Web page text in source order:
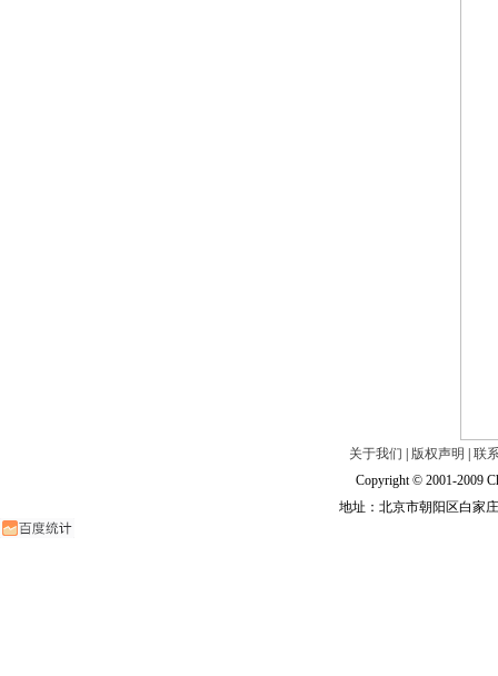
关于我们 版权声明
联
Copyright © 2001-2009
地址：北京市朝阳区白家